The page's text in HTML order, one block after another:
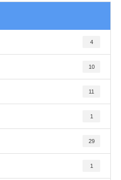
4
10
11
1
29
1